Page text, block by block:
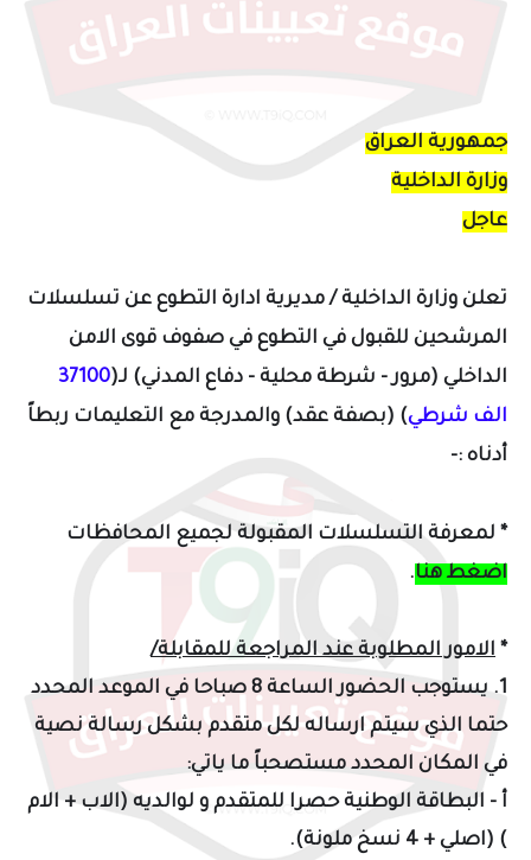
جمهورية العراق
وزارة الداخلية
عاجل
تعلن وزارة الداخلية / مديرية ادارة التطوع عن تسلسلات
المرشحين للقبول في التطوع في صفوف قوى الامن
الداخلي (مرور - شرطة محلية - دفاع المدني) لـ(37100
الف شرطي) (بصفة عقد) والمدرجة مع التعليمات ربطاً
أدناه :-
* لمعرفة التسلسلات المقبولة لجميع المحافظات
اضغط هنا.
* الامور المطلوبة عند المراجعة للمقابلة/
1. يستوجب الحضور الساعة 8 صباحا في الموعد المحدد
حتما الذي سيتم ارساله لكل متقدم بشكل رسالة نصية
في المكان المحدد مستصحباً ما ياتي:
أ - البطاقة الوطنية حصرا للمتقدم و لوالديه (الاب + الام
) (اصلي + 4 نسخ ملونة).